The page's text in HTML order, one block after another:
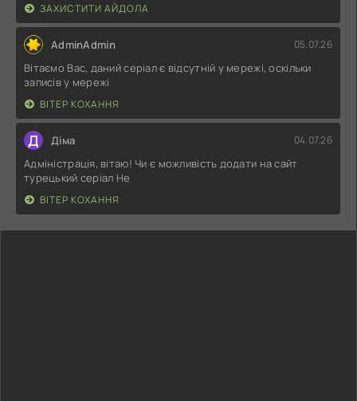
ЗАХИСТИТИ АЙДОЛА
AdminAdmin 05.07.26
Вітаємо Вас, даний серіал є відсутній у мережі, оскільки
записів у мережі
ВІТЕР КОХАННЯ
Д Діма 04.07.26
Адміністрація, вітаю! Чи є можливість додати на сайт
турецький серіал Не
ВІТЕР КОХАННЯ